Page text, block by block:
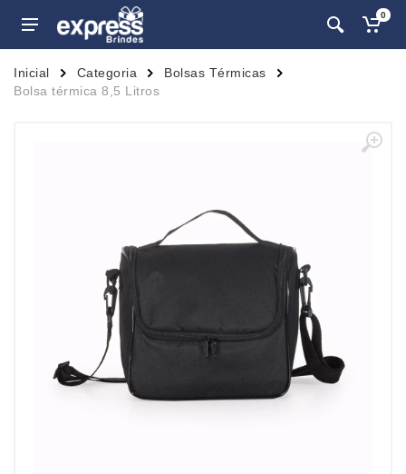
0
Inicial Categoria
Bolsas Térmicas
Bolsa térmica 8,5 Litros